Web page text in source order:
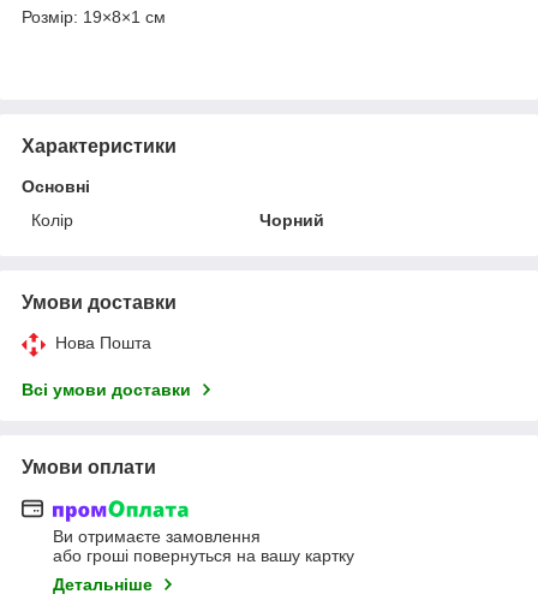
Розмір: 19×8×1 см
Характеристики
Основні
Колір
Чорний
Умови доставки
Нова Пошта
Всі умови доставки
Умови оплати
Ви отримаєте замовлення
або гроші повернуться на вашу картку
Детальніше